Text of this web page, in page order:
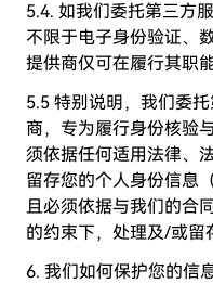
5.4. 如我们委托第三方
不限于电子身份验证、
提供商仅可在履行其职
5.5 特别说明，我们委
商，专为履行身份核验
须依据任何适用法律、
留存您的个人身份信息
且必须依据与我们的合
的约束下，处理及/或留
6. 我们如何保护您的信